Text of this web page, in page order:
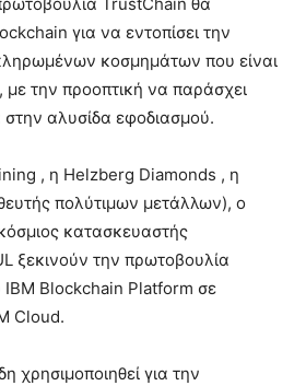
για να εντοπίσει την
κοσμημάτων που είναι
την προοπτική να παράσχει
αλυσίδα εφοδιασμού.
, η Helzberg Diamonds , η
πολύτιμων μετάλλων), ο
κατασκευαστής
ξεκινούν την πρωτοβουλία
Blockchain Platform σε
Cloud.
χρησιμοποιηθεί για την